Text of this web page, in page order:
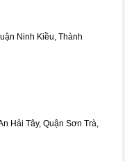
Ninh Kiều, Thành
Hải Tây, Quận Sơn Trà,